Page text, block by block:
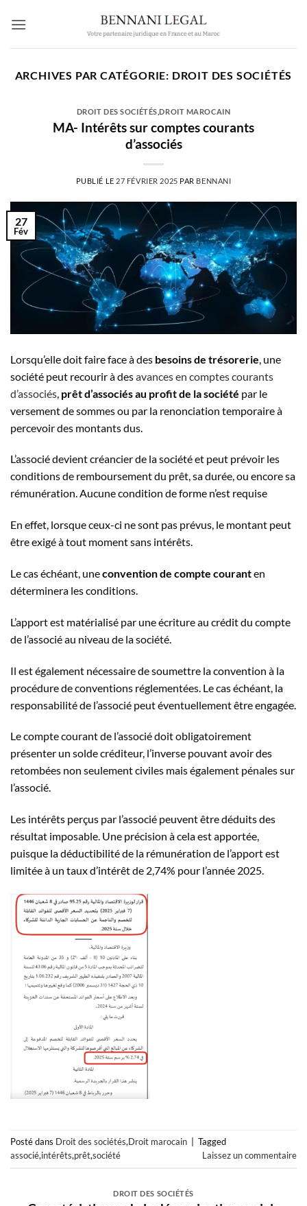
ARCHIVES PAR CATÉGORIE: DROIT DES SOCIÉTÉS
DROIT DES SOCIÉTÉS ,DROIT MAROCAIN
MA- Intérêts sur comptes courants
d’associés
PUBLIÉ LE 27 FÉVRIER 2025 PAR BENNANI
27
Fév
Lorsqu’elle doit faire face à des besoins de trésorerie , une
société peut recourir à desavances en comptes courants
d’associés prêt d’associés au profit de la société par le
versement de sommes ou par la renonciation temporaire à
percevoir des montants dus.
L’associé devient créancier de la société et peut prévoir les
conditions de remboursement du prêt, sa durée, ou encore sa
rémunération. Aucune condition de forme n’est requise
En effet, lorsque ceux-ci ne sont pas prévus, le montant peut
être exigé à tout moment sans intérêts.
Le cas échéant, uneconvention de compte couranten
déterminera les conditions.
L’apport est matérialisé par une écriture au crédit du compte
de l’associé au niveau de la société.
Il est également nécessaire de soumettre la convention à la
procédure de conventions réglementées. Le cas échéant, la
responsabilité de l’associé peut éventuellement être engagée.
Le compte courant de l’associé doit obligatoirement
présenter un solde créditeur, l’inverse pouvant avoir des
retombées non seulement civiles mais également pénales sur
l’associé.
Les intérêts perçus par l’associé peuvent être déduits des
résultat imposable. Une précision à cela est apportée,
puisque la déductibilité de la rémunération de l’apport est
limitée à un taux d’intérêt de 2,74% pour l’année 2025.
Posté dans Droit des sociétés,Droit marocain
Tagged
associé,intérêts,prêt,société Laissez un commentaire
DROIT DES SOCIÉTÉS